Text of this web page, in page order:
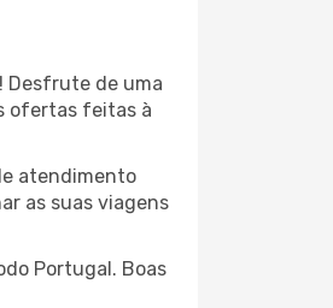
Desfrute de uma
ofertas feitas à
atendimento
as suas viagens
Portugal. Boas